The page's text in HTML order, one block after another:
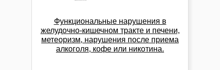
Функциональные нарушения в
желудочно-кишечном тракте и печени,
метеоризм, нарушения после приема
алкоголя, кофе или никотина.